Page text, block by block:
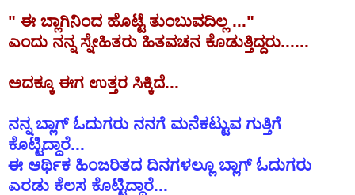
" ಈ ಬ್ಲಾಗಿನಿಂದ ಹೊಟ್ಟೆ ತುಂಬುವದಿಲ್ಲ ..."
ಎಂದು ನನ್ನ ಸ್ನೇಹಿತರು ಹಿತವಚನ ಕೊಡುತ್ತಿದ್ದರು......
ಅದಕ್ಕೂ ಈಗ ಉತ್ತರ ಸಿಕ್ಕಿದೆ...
ನನ್ನ ಬ್ಲಾಗ್ ಓದುಗರು ನನಗೆ ಮನೆಕಟ್ಟುವ ಗುತ್ತಿಗೆ
ಕೊಟ್ಟಿದ್ದಾರೆ...
ಈ ಆರ್ಥಿಕ ಹಿಂಜರಿತದ ದಿನಗಳಲ್ಲೂ ಬ್ಲಾಗ್ ಓದುಗರು
ಎರಡು ಕೆಲಸ ಕೊಟ್ಟಿದ್ದಾರೆ...